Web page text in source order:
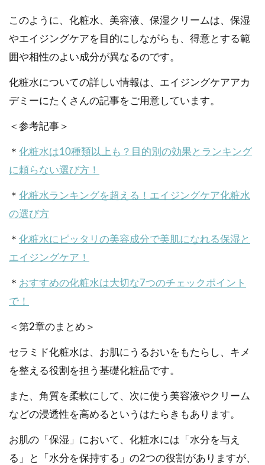
このように、化粧水、美容液、保湿クリームは、保湿
やエイジングケアを目的にしながらも、得意とする範
囲や相性のよい成分が異なるのです。
化粧水についての詳しい情報は、エイジングケアアカ
デミーにたくさんの記事をご用意しています。
＜参考記事＞
＊ 化粧水は10種類以上も？目的別の効果とランキング
に頼らない選び方！
＊ 化粧水ランキングを超える！エイジングケア化粧水
の選び方
＊ 化粧水にピッタリの美容成分で美肌になれる保湿と
エイジングケア！
＊ おすすめの化粧水は大切な7つのチェックポイント
で！
＜第2章のまとめ＞
セラミド化粧水は、お肌にうるおいをもたらし、キメ
を整える役割を担う基礎化粧品です。
また、角質を柔軟にして、次に使う美容液やクリーム
などの浸透性を高めるというはたらきもあります。
お肌の「保湿」において、化粧水には「水分を与え
る」と「水分を保持する」の2つの役割がありますが、